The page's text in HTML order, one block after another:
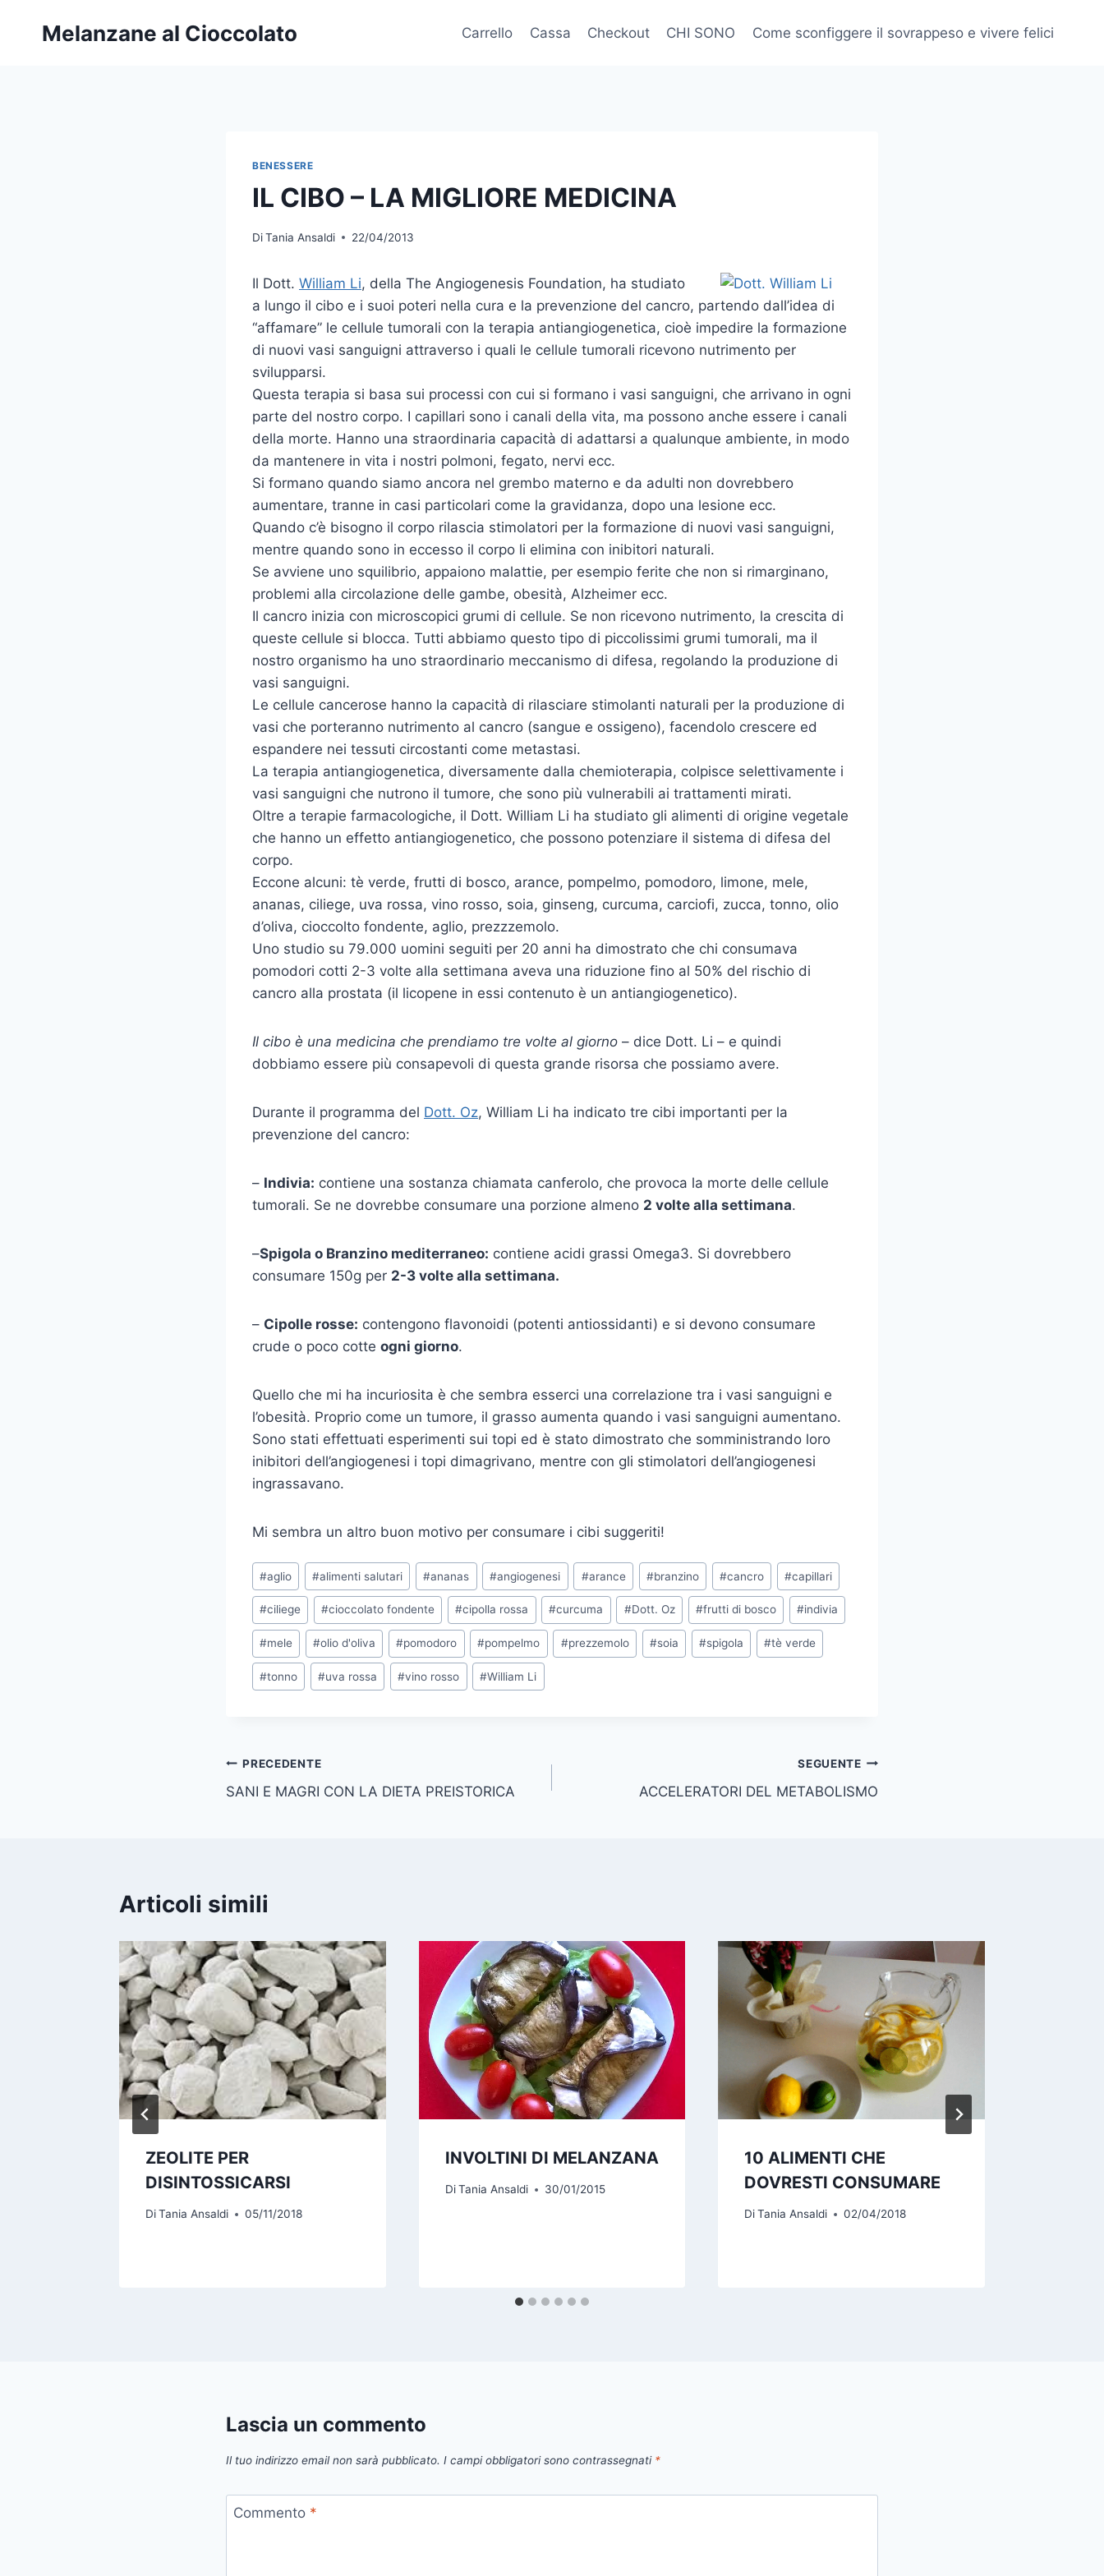
Melanzane al Cioccolato Carrello Cassa Checkout CHI SONO Come sconfiggere il sovrappeso e vivere felici
BENESSERE
IL CIBO – LA MIGLIORE MEDICINA
DiTania Ansaldi 22/04/2013
Il Dott. William Li, della The Angiogenesis Foundation, ha studiato
a lungo il cibo e i suoi poteri nella cura e la prevenzione del cancro, partendo dall’idea di
“affamare” le cellule tumorali con la terapia antiangiogenetica, cioè impedire la formazione
di nuovi vasi sanguigni attraverso i quali le cellule tumorali ricevono nutrimento per
svilupparsi.
Questa terapia si basa sui processi con cui si formano i vasi sanguigni, che arrivano in ogni
parte del nostro corpo. I capillari sono i canali della vita, ma possono anche essere i canali
della morte. Hanno una straordinaria capacità di adattarsi a qualunque ambiente, in modo
da mantenere in vita i nostri polmoni, fegato, nervi ecc.
Si formano quando siamo ancora nel grembo materno e da adulti non dovrebbero
aumentare, tranne in casi particolari come la gravidanza, dopo una lesione ecc.
Quando c’è bisogno il corpo rilascia stimolatori per la formazione di nuovi vasi sanguigni,
mentre quando sono in eccesso il corpo li elimina con inibitori naturali.
Se avviene uno squilibrio, appaiono malattie, per esempio ferite che non si rimarginano,
problemi alla circolazione delle gambe, obesità, Alzheimer ecc.
Il cancro inizia con microscopici grumi di cellule. Se non ricevono nutrimento, la crescita di
queste cellule si blocca. Tutti abbiamo questo tipo di piccolissimi grumi tumorali, ma il
nostro organismo ha uno straordinario meccanismo di difesa, regolando la produzione di
vasi sanguigni.
Le cellule cancerose hanno la capacità di rilasciare stimolanti naturali per la produzione di
vasi che porteranno nutrimento al cancro (sangue e ossigeno), facendolo crescere ed
espandere nei tessuti circostanti come metastasi.
La terapia antiangiogenetica, diversamente dalla chemioterapia, colpisce selettivamente i
vasi sanguigni che nutrono il tumore, che sono più vulnerabili ai trattamenti mirati.
Oltre a terapie farmacologiche, il Dott. William Li ha studiato gli alimenti di origine vegetale
che hanno un effetto antiangiogenetico, che possono potenziare il sistema di difesa del
corpo.
Eccone alcuni: tè verde, frutti di bosco, arance, pompelmo, pomodoro, limone, mele,
ananas, ciliege, uva rossa, vino rosso, soia, ginseng, curcuma, carciofi, zucca, tonno, olio
d’oliva, cioccolto fondente, aglio, prezzzemolo.
Uno studio su 79.000 uomini seguiti per 20 anni ha dimostrato che chi consumava
pomodori cotti 2-3 volte alla settimana aveva una riduzione fino al 50% del rischio di
cancro alla prostata (il licopene in essi contenuto è un antiangiogenetico).
Il cibo è una medicina che prendiamo tre volte al giorno – dice Dott. Li – e quindi
dobbiamo essere più consapevoli di questa grande risorsa che possiamo avere.
Durante il programma del Dott. Oz, William Li ha indicato tre cibi importanti per la
prevenzione del cancro:
– Indivia: contiene una sostanza chiamata canferolo, che provoca la morte delle cellule
tumorali. Se ne dovrebbe consumare una porzione almeno 2 volte alla settimana.
–Spigola o Branzino mediterraneo: contiene acidi grassi Omega3. Si dovrebbero
consumare 150g per 2-3 volte alla settimana.
– Cipolle rosse: contengono flavonoidi (potenti antiossidanti) e si devono consumare
crude o poco cotte ogni giorno.
Quello che mi ha incuriosita è che sembra esserci una correlazione tra i vasi sanguigni e
l’obesità. Proprio come un tumore, il grasso aumenta quando i vasi sanguigni aumentano.
Sono stati effettuati esperimenti sui topi ed è stato dimostrato che somministrando loro
inibitori dell’angiogenesi i topi dimagrivano, mentre con gli stimolatori dell’angiogenesi
ingrassavano.
Mi sembra un altro buon motivo per consumare i cibi suggeriti!
Tag
articolo:
#aglio #alimenti salutari #ananas #angiogenesi #arance #branzino #cancro #capillari
#ciliege #cioccolato fondente #cipolla rossa #curcuma #Dott. Oz #frutti di bosco #indivia
#mele #olio d'oliva #pomodoro #pompelmo #prezzemolo #soia #spigola #tè verde
#tonno #uva rossa #vino rosso #William Li
Navigazione
articoli
PRECEDENTE
SANI E MAGRI CON LA DIETA PREISTORICA
SEGUENTE
ACCELERATORI DEL METABOLISMO
Articoli simili
ZEOLITE PER
DISINTOSSICARSI
DiTania Ansaldi 05/11/2018
INVOLTINI DI MELANZANA
Di Tania Ansaldi 30/01/2015
10 ALIMENTI CHE
DOVRESTI CONSUMARE
Di Tania Ansaldi 02/04/2018
Lascia un commento
Il tuo indirizzo email non sarà pubblicato. I campi obbligatori sono contrassegnati *
Commento *